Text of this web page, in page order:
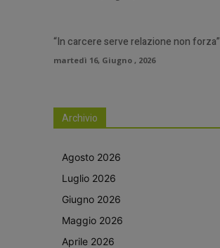
“In carcere serve relazione non forza”
martedì 16, Giugno , 2026
Archivio
Agosto 2026
Luglio 2026
Giugno 2026
Maggio 2026
Aprile 2026